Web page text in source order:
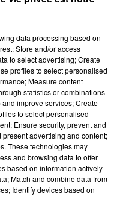
À L'ANCIEN COLLÈGE : UN
data processing based on
Store and/or access
to select advertising; Create
profiles to select personalised
Measure content
statistics or combinations
improve services; Create
to select personalised
Ensure security, prevent and
advertising and content;
These technologies may
and browsing data to offer
based on information actively
Match and combine data from
Identify devices based on